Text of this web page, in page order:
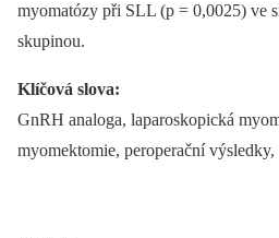
myomatózy při SLL (p = 0,0025) ve
skupinou.
Klíčová slova:
GnRH analoga, laparoskopická
myomektomie, peroperační